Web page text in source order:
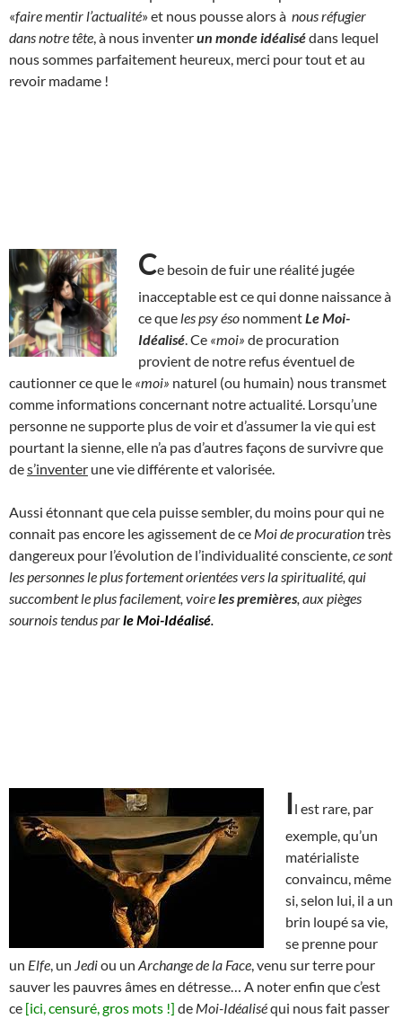
«faire mentir l’actualité» et nous pousse alors à nous réfugier
dans notre tête , à nous inventerun monde idéalisédans lequel
nous sommes parfaitement heureux, merci pour tout et au
revoir madame !
Ce besoin de fuir une réalité jugée
inacceptable est ce qui donne naissance à
ce que les psy éso nommentLe Moi-
Idéalisé . Ce «moi» de procuration
provient de notre refus éventuel de
cautionner ce que le «moi» naturel (ou humain) nous transmet
comme informations concernant notre actualité. Lorsqu’une
personne ne supporte plus de voir et d’assumer la vie qui est
pourtant la sienne, elle n’a pas d’autres façons de survivre que
des’inventer une vie différente et valorisée.
Aussi étonnant que cela puisse sembler, du moins pour qui ne
connait pas encore les agissement de ce Moi de procurationtrès
dangereux pour l’évolution de l’individualité consciente, ce sont
les personnes le plus fortement orientées vers la spiritualité, qui
succombent le plus facilement, voireles premières , aux pièges
sournois tendus parle Moi-Idéalisé
Il est rare, par
exemple, qu’un
matérialiste
convaincu, même
si, selon lui, il a un
brin loupé sa vie,
se prenne pour
un Elfe , un Jediou un Archange de la Face , venu sur terre pour
sauver les pauvres âmes en détresse… A noter enfin que c’est
ce [ici, censuré, gros mots !] de Moi-Idéaliséqui nous fait passer